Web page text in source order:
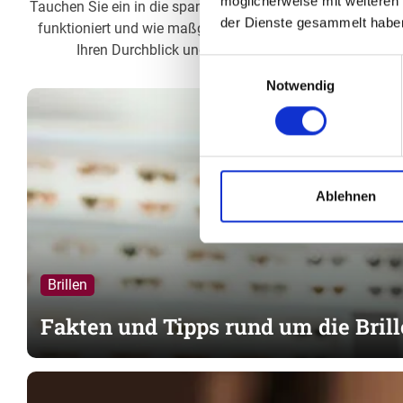
der Dienste gesammelt
Notwendig
Ablehnen
Tauchen Sie ein in die spannende Welt des Sehens. In
funktioniert und wie maßgeschneiderte Brillen und
Ihren Durchblick und erfahren Sie, wie Ihr
Brillen
Fakten und Tipps rund um die